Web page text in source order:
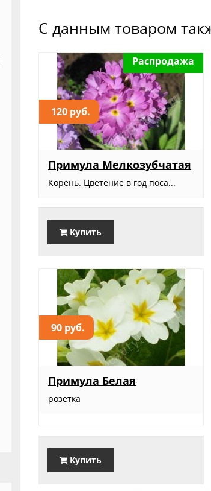
С данным товаром
120 руб.
Распродажа
Примула Мелкозубчатая
Корень. Цветение в год поса...
Купить
90 руб.
Примула Белая
розетка
Купить